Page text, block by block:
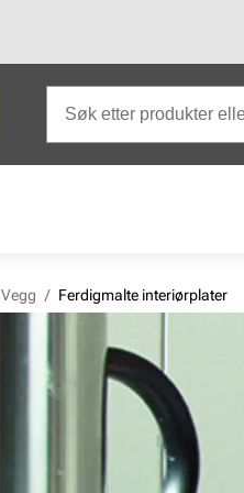
Vegg / Ferdigmalte interiørplater